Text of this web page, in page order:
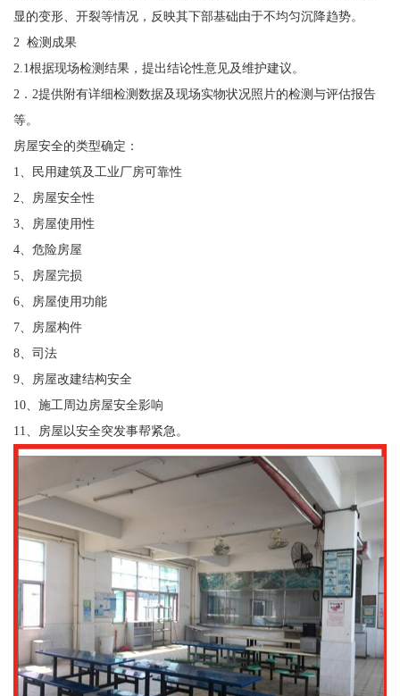
显的变形、开裂等情况，反映其下部基础由于不均匀沉降趋势。
2 检测成果
2.1根据现场检测结果，提出结论性意见及维护建议。
2．2提供附有详细检测数据及现场实物状况照片的检测与评估报告
等。
房屋安全的类型确定：
1、民用建筑及工业厂房可靠性
2、房屋安全性
3、房屋使用性
4、危险房屋
5、房屋完损
6、房屋使用功能
7、房屋构件
8、司法
9、房屋改建结构安全
10、施工周边房屋安全影响
11、房屋以安全突发事帮紧急。